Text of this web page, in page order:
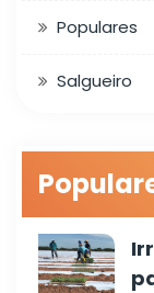
Populares
Salgueiro